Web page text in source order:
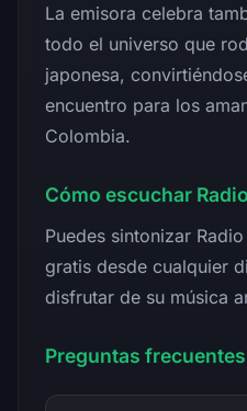
La emisora celebra
todo el universo que
japonesa,
encuentro para los
Colombia.
Cómo escuchar
Puedes sintonizar
gratis desde cualquier
disfrutar de su música
Preguntas frecuentes